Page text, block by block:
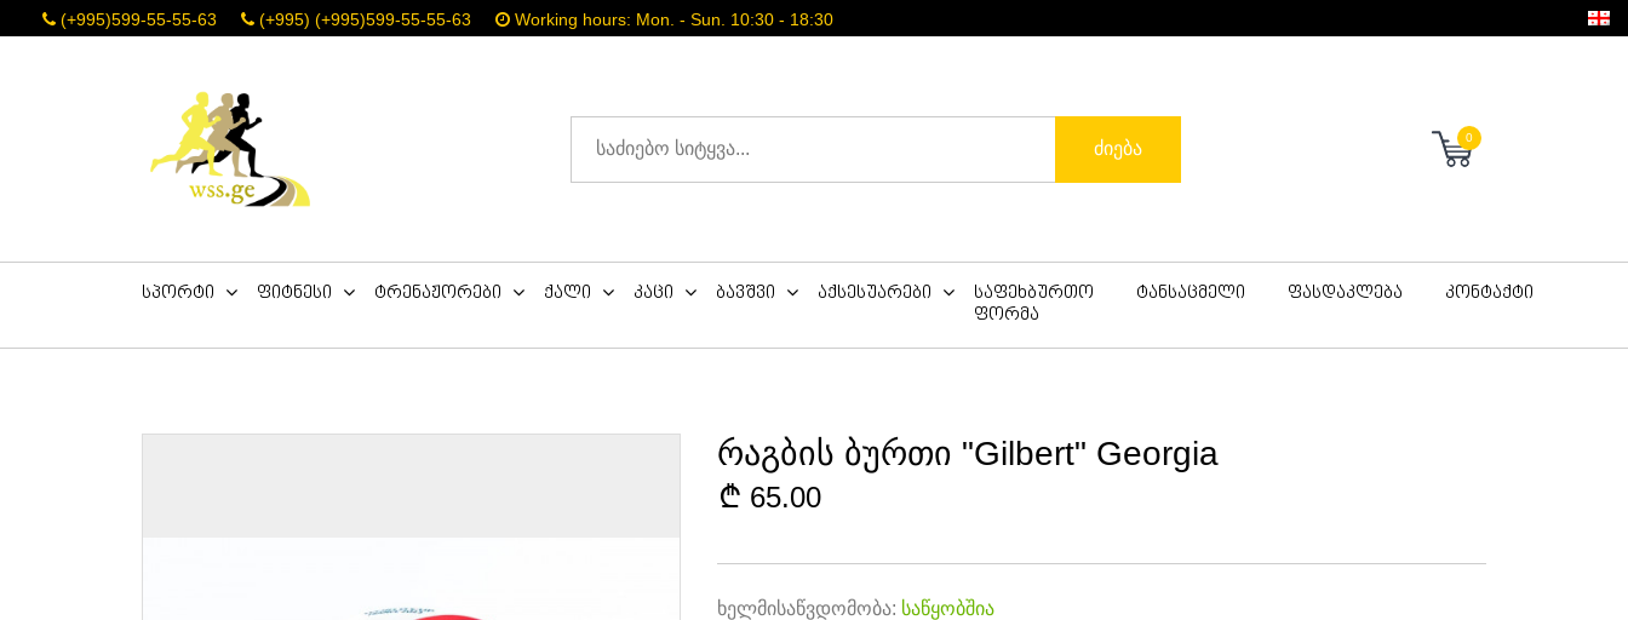
(+995)599-55-55-63 (+995) (+995)599-55-55-63 Working hours: Mon. - Sun. 10:30 - 18:30
ძიება
0
სპორტი ფიტნესი ტრენაჟორები ქალი კაცი ბავშვი აქსესუარები
საფეხბურთო
ფორმა
ტანსაცმელი ფასდაკლება კონტაქტი
რაგბის ბურთი "Gilbert" Georgia
65.00
ხელმისაწვდომობა: საწყობშია